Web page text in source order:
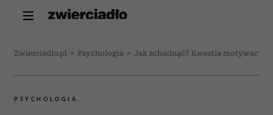
Zwierciadlo.pl > Psychologia > Jak schudnąć? Kwestia motywacji
PSYCHOLOGIA